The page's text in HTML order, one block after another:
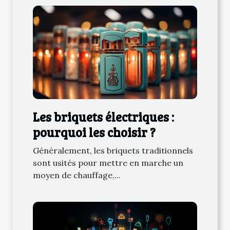
Les briquets électriques :
pourquoi les choisir ?
Généralement, les briquets traditionnels
sont usités pour mettre en marche un
moyen de chauffage,...